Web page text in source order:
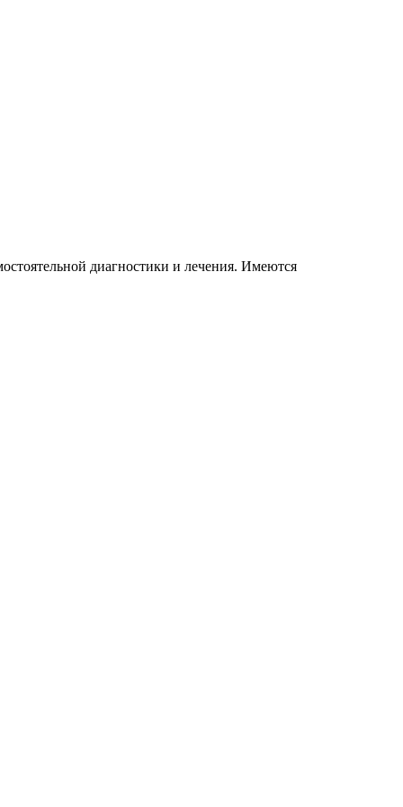
диагностики и лечения. Имеются